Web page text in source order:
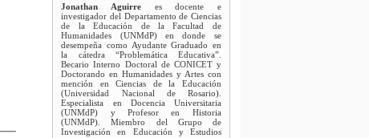
Jonathan Aguirre es docente e
investigador del Departamento de Ciencias
de la Educación de la Facultad de
Humanidades (UNMdP) en donde se
desempeña como Ayudante Graduado en
la cátedra “Problemática Educativa”.
Becario Interno Doctoral de CONICET y
Doctorando en Humanidades y Artes con
mención en Ciencias de la Educación
(Universidad Nacional de Rosario).
Especialista en Docencia Universitaria
(UNMdP) y Profesor en Historia
(UNMdP). Miembro del Grupo de
Investigación en Educación y Estudios